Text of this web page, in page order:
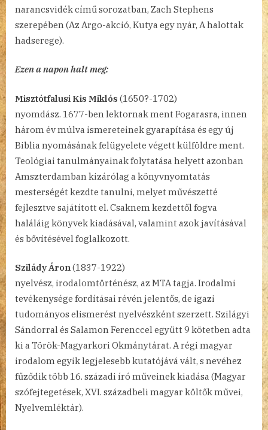
narancsvidék című sorozatban, Zach Stephens
szerepében (Az Argo-akció, Kutya egy nyár, A halottak
hadserege).
Ezen a napon halt meg:
Misztótfalusi Kis Miklós (1650?-1702)
nyomdász. 1677-ben lektornak ment Fogarasra, innen
három év múlva ismereteinek gyarapítása és egy új
Biblia nyomásának felügyelete végett külföldre ment.
Teológiai tanulmányainak folytatása helyett azonban
Amszterdamban kizárólag a könyvnyomtatás
mesterségét kezdte tanulni, melyet művészetté
fejlesztve sajátított el. Csaknem kezdettől fogva
haláláig könyvek kiadásával, valamint azok javításával
és bővítésével foglalkozott.
Szilády Áron(1837-1922)
nyelvész, irodalomtörténész, az MTA tagja. Irodalmi
tevékenysége fordításai révén jelentős, de igazi
tudományos elismerést nyelvészként szerzett. Szilágyi
Sándorral és Salamon Ferenccel együtt 9 kötetben adta
ki a Török-Magyarkori Okmánytárat. A régi magyar
irodalom egyik legjelesebb kutatójává vált, s nevéhez
fűződik több 16. századi író műveinek kiadása (Magyar
szófejtegetések, XVI. századbeli magyar költők művei,
Nyelvemléktár).